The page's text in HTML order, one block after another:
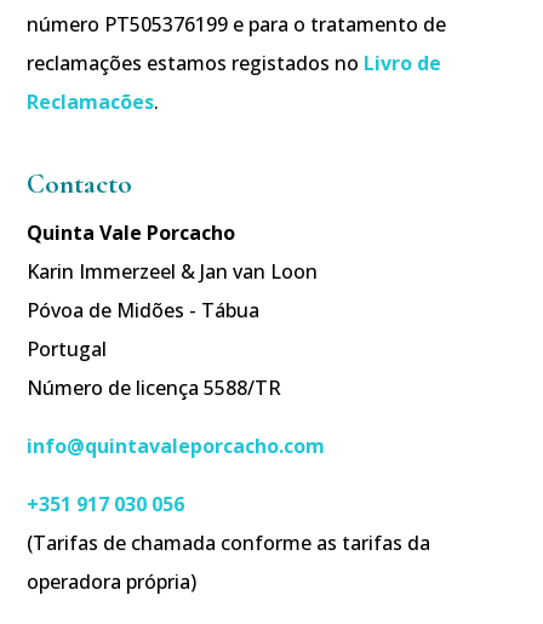
número PT505376199 e para o tratamento de
reclamações estamos registados no Livro de
Reclamacões.
Contacto
Quinta Vale Porcacho
Karin Immerzeel & Jan van Loon
Póvoa de Midões - Tábua
Portugal
Número de licença 5588/TR
info@quintavaleporcacho.com
+351 917 030 056
(Tarifas de chamada conforme as tarifas da
operadora própria)